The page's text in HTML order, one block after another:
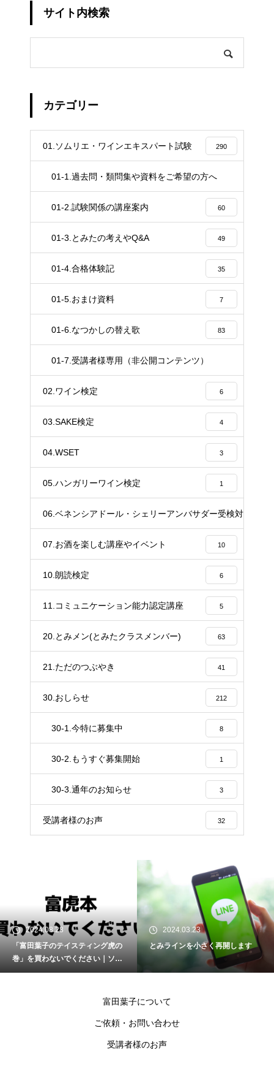
サイト内検索
カテゴリー
01.ソムリエ・ワインエキスパート試験 290
01-1.過去問・類問集や資料をご希望の方へ
01-2.試験関係の講座案内 60
01-3.とみたの考えやQ&A 49
01-4.合格体験記 35
01-5.おまけ資料 7
01-6.なつかしの替え歌 83
01-7.受講者様専用（非公開コンテンツ）
02.ワイン検定 6
03.SAKE検定 4
04.WSET 3
05.ハンガリーワイン検定 1
06.ベネンシアドール・シェリーアンバサダー受検対策講座
07.お酒を楽しむ講座やイベント 10
10.朗読検定 6
11.コミュニケーション能力認定講座 5
20.とみメン(とみたクラスメンバー) 63
21.ただのつぶやき 41
30.おしらせ 212
30-1.今特に募集中 8
30-2.もうすぐ募集開始 1
30-3.通年のお知らせ 3
受講者様のお声 32
ティング虎の
ださい｜ソム
パート試験
2024.03.23
とみラインを小さく再開します
2017.12.27
【常に募集】メ
「富組」
富田葉子について
ご依頼・お問い合わせ
受講者様のお声